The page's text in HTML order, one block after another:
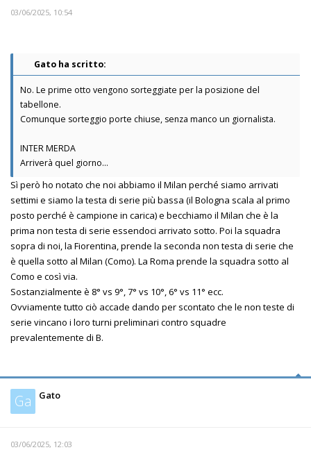
03/06/2025, 10:54
Gato ha scritto:
No. Le prime otto vengono sorteggiate per la posizione del
tabellone.
Comunque sorteggio porte chiuse, senza manco un giornalista.
INTER MERDA
Arriverà quel giorno...
Sì però ho notato che noi abbiamo il Milan perché siamo arrivati
settimi e siamo la testa di serie più bassa (il Bologna scala al primo
posto perché è campione in carica) e becchiamo il Milan che è la
prima non testa di serie essendoci arrivato sotto. Poi la squadra
sopra di noi, la Fiorentina, prende la seconda non testa di serie che
è quella sotto al Milan (Como). La Roma prende la squadra sotto al
Como e così via.
Sostanzialmente è 8° vs 9°, 7° vs 10°, 6° vs 11° ecc.
Ovviamente tutto ciò accade dando per scontato che le non teste di
serie vincano i loro turni preliminari contro squadre
prevalentemente di B.
Ga Gato
03/06/2025, 12:03